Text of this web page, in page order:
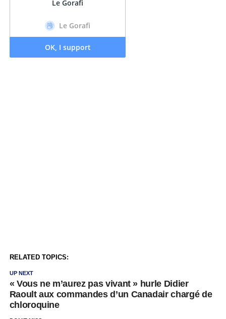
RELATED TOPICS:
UP NEXT
« Vous ne m’aurez pas vivant » hurle Didier
Raoult aux commandes d’un Canadair chargé de
chloroquine